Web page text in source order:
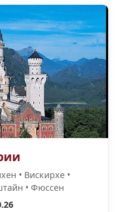
• Вискирхе •
• Фюссен